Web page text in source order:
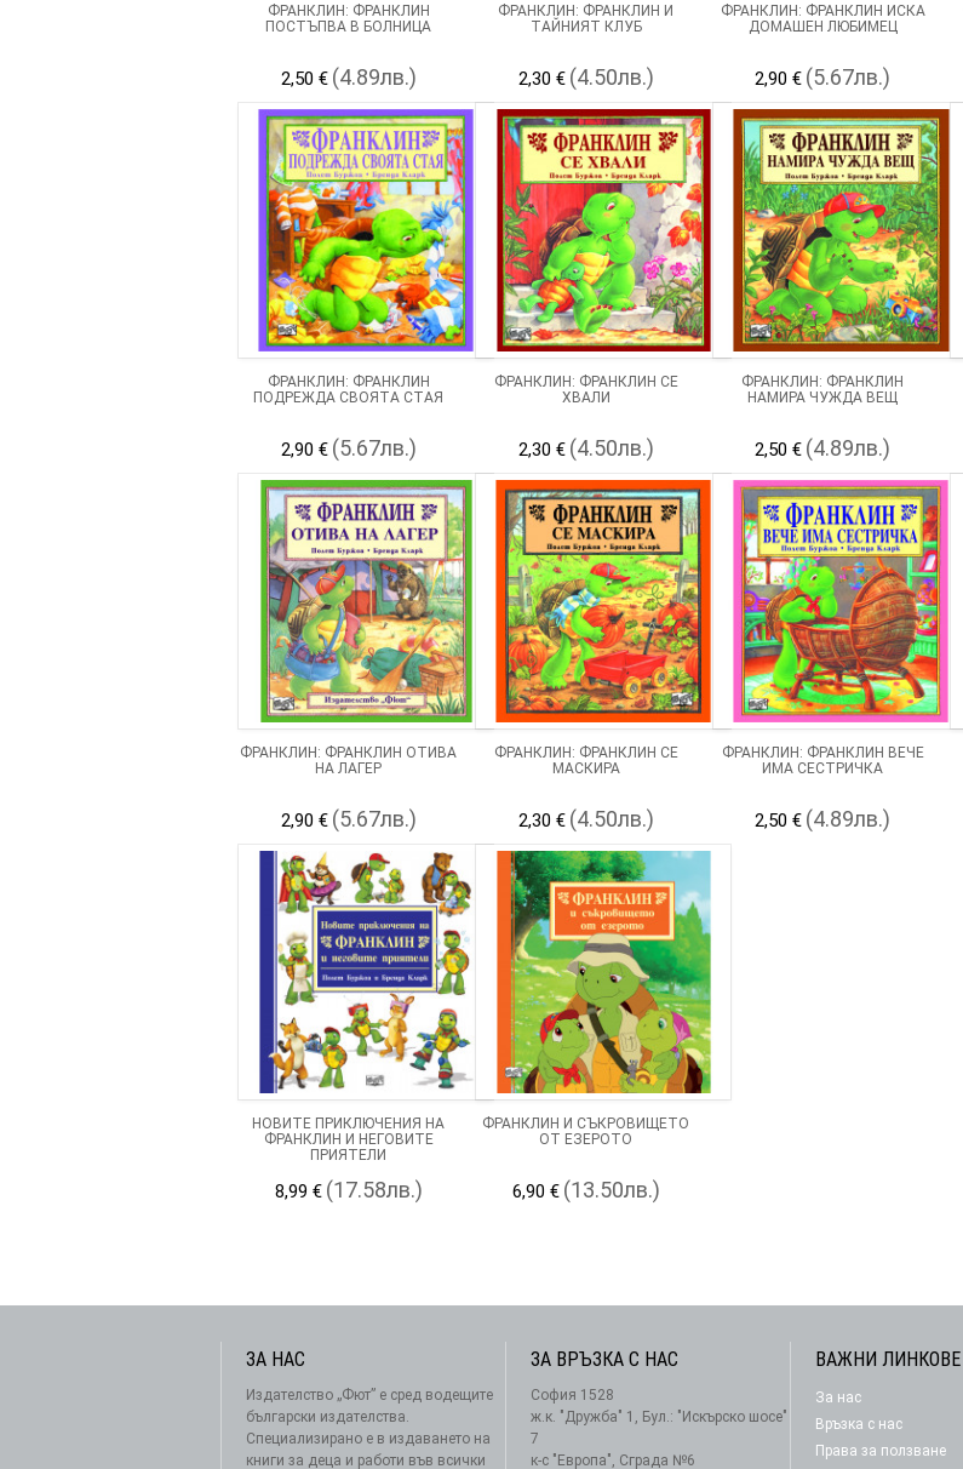
ФРАНКЛИН: ФРАНКЛИН
ПОСТЪПВА В БОЛНИЦА
2,50 € (4.89лв.)
ФРАНКЛИН: ФРАНКЛИН И
ТАЙНИЯТ КЛУБ
2,30 € (4.50лв.)
ФРАНКЛИН: ФРАНКЛИН ИСКА
ДОМАШЕН ЛЮБИМЕЦ
2,90 € (5.67лв.)
ФРАНКЛИН: ФРАНКЛИН
ПОДРЕЖДА СВОЯТА СТАЯ
2,90 € (5.67лв.)
ФРАНКЛИН: ФРАНКЛИН СЕ
ХВАЛИ
2,30 € (4.50лв.)
ФРАНКЛИН: ФРАНКЛИН
НАМИРА ЧУЖДА ВЕЩ
2,50 € (4.89лв.)
ФРАНКЛИН: ФРАНКЛИН ОТИВА
НА ЛАГЕР
2,90 € (5.67лв.)
ФРАНКЛИН: ФРАНКЛИН СЕ
МАСКИРА
2,30 € (4.50лв.)
ФРАНКЛИН: ФРАНКЛИН ВЕЧЕ
ИМА СЕСТРИЧКА
2,50 € (4.89лв.)
НОВИТЕ ПРИКЛЮЧЕНИЯ НА
ФРАНКЛИН И НЕГОВИТЕ
ПРИЯТЕЛИ
8,99 € (17.58лв.)
ФРАНКЛИН И СЪКРОВИЩЕТО
ОТ ЕЗЕРОТО
6,90 € (13.50лв.)
АБОНАМЕНТ
ЗА НАС
Издателство „Фют” е сред водещите
български издателства.
Специализирано е в издаването на
книги за деца и работи във всички
ЗА ВРЪЗКА С НАС
София 1528
ж.к. "Дружба" 1, Бул.: "Искърско шосе"
7
к-с "Европа", Сграда №6
ВАЖНИ ЛИНКОВЕ
За нас
Връзка с нас
Права за ползване